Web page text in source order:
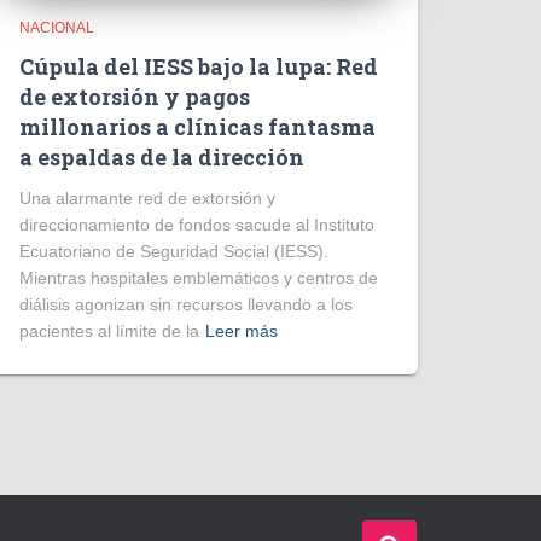
NACIONAL
Cúpula del IESS bajo la lupa: Red
de extorsión y pagos
millonarios a clínicas fantasma
a espaldas de la dirección
​Una alarmante red de extorsión y
direccionamiento de fondos sacude al Instituto
Ecuatoriano de Seguridad Social (IESS).
Mientras hospitales emblemáticos y centros de
diálisis agonizan sin recursos llevando a los
pacientes al límite de la Leer más